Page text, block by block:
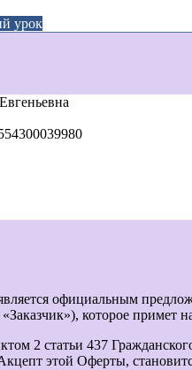
урок
официальным
которое примет
2 статьи 437
этой Оферты,